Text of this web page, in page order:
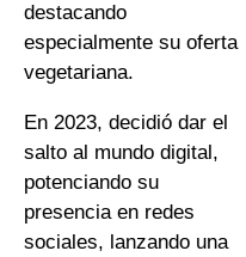
destacando
especialmente su oferta
vegetariana.
En 2023, decidió dar el
salto al mundo digital,
potenciando su
presencia en redes
sociales, lanzando una